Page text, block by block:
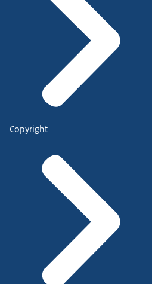
Copyright